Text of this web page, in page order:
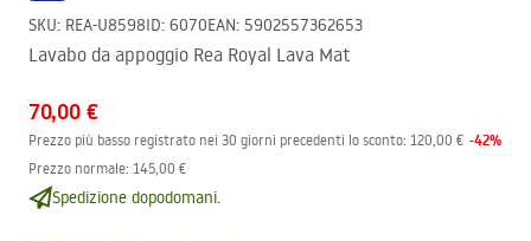
SKU: REA-U8598ID: 6070EAN: 5902557362653
Lavabo da appoggio Rea Royal Lava Mat
70,00 €
Prezzo più basso registrato nei 30 giorni precedenti lo sconto: 120,00 € -42%
Prezzo normale: 145,00 €
Spedizione dopodomani.